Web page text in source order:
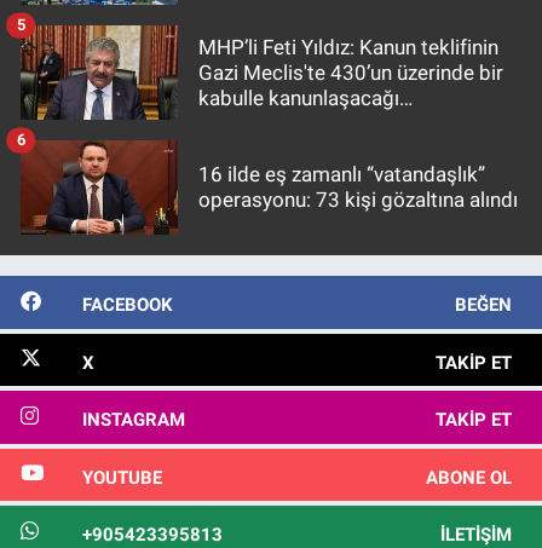
MHP’li Feti Yıldız: Kanun teklifinin
Gazi Meclis'te 430’un üzerinde bir
kabulle kanunlaşacağı
5
16 ilde eş zamanlı “vatandaşlık”
operasyonu: 73 kişi gözaltına alındı
6
FACEBOOK BEĞEN
X TAKIP ET
INSTAGRAM TAKIP ET
YOUTUBE ABONE OL
+905423395813 İLETIŞIM